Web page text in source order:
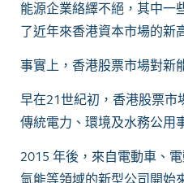
能源企業絡繹不絕，其中一
了近年來香港資本市場的新
事實上，香港股票市場對新
早在21世紀初，香港股票市
傳統電力、環境及水務公用
2015 年後，來自電動車、
氫能等領域的新型公司開始